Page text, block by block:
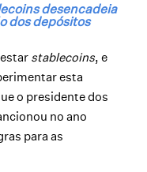
desencadeia
dos depósitos
stablecoins, e
esta
o presidente dos
no ano
para as